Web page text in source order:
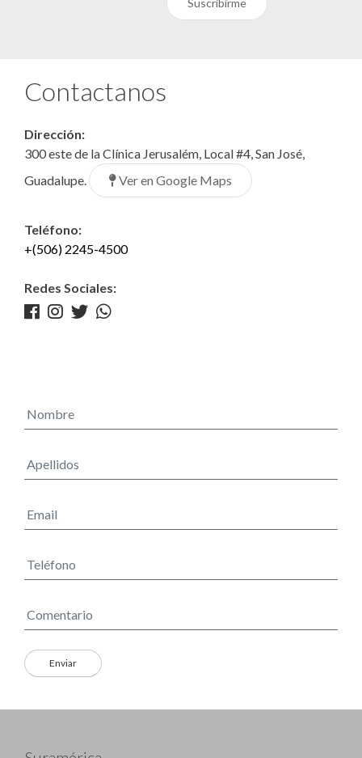
Suscribirme
Contactanos
Dirección:
300 este de la Clínica Jerusalém, Local #4, San José,
Guadalupe.
Ver en Google Maps
Teléfono:
+(506) 2245-4500
Redes Sociales: